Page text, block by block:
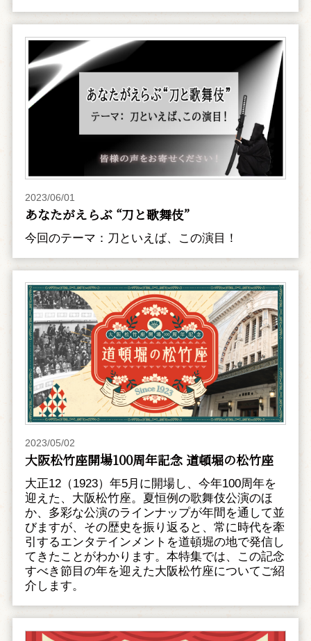
2023/06/01
あなたがえらぶ “刀と歌舞伎”
今回のテーマ：刀といえば、この演目！
2023/05/02
大阪松竹座開場100周年記念 道頓堀の松竹座
大正12（1923）年5月に開場し、今年100周年を
迎えた、大阪松竹座。夏恒例の歌舞伎公演のほ
か、多彩な公演のラインナップが年間を通して並
びますが、その歴史を振り返ると、常に時代を牽
引するエンタテインメントを道頓堀の地で発信し
てきたことがわかります。本特集では、この記念
すべき節目の年を迎えた大阪松竹座についてご紹
介します。